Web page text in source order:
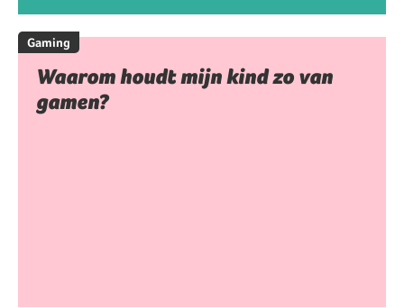
Gaming
Waarom houdt mijn kind zo van
gamen?